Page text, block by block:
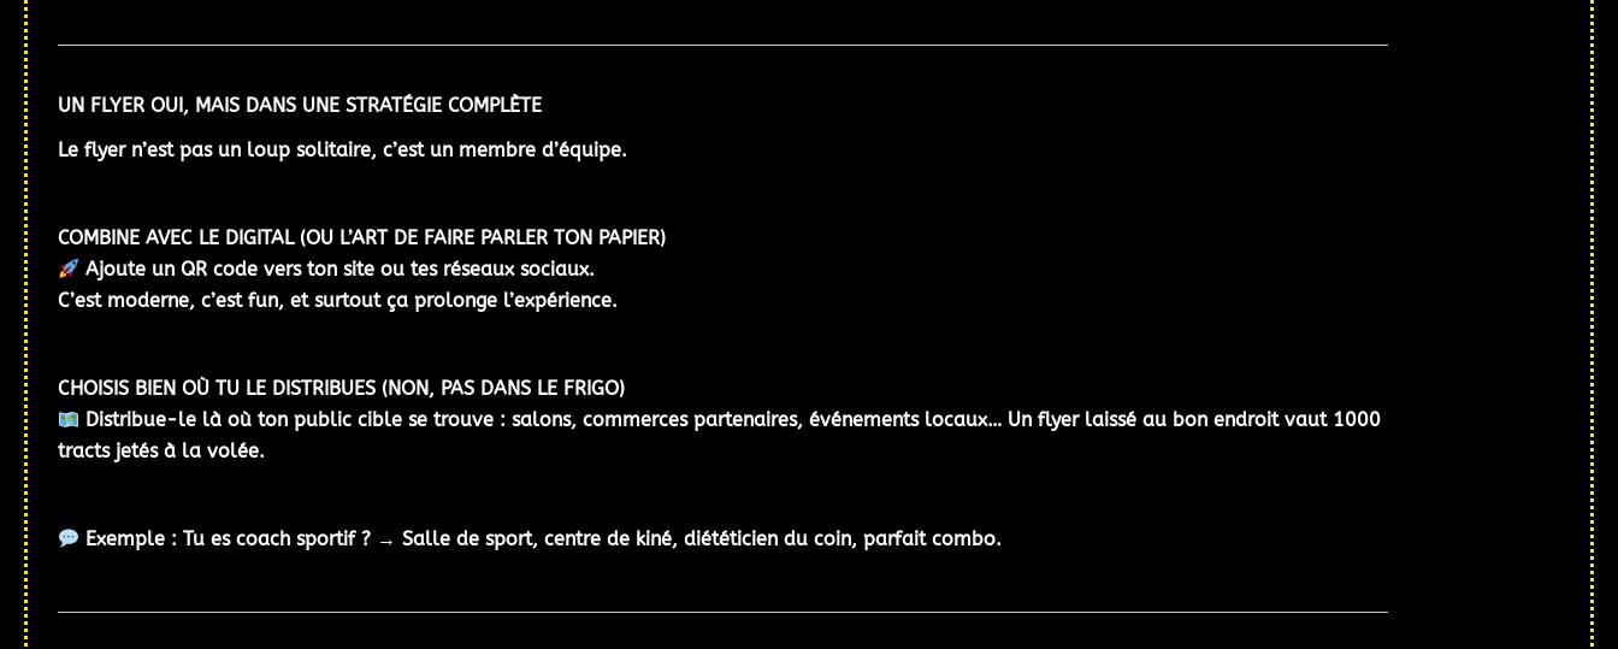
UN FLYER OUI, MAIS DANS UNE STRATÉGIE COMPLÈTE
Le flyer n’est pas un loup solitaire, c’est un membre d’équipe.
COMBINE AVEC LE DIGITAL (OU L’ART DE FAIRE PARLER TON PAPIER)
Ajoute unQR code vers ton site ou tes réseaux sociaux.
C’est moderne, c’est fun, et surtout ça prolonge l’expérience.
CHOISIS BIEN OÙ TU LE DISTRIBUES (NON, PAS DANS LE FRIGO)
Distribue-le là où ton public cible se trouve : salons, commerces partenaires, événements locaux… Un flyer laissé au bon endroit vaut 1000
tracts jetés à la volée.
Exemple : Tu es coach sportif ? → Salle de sport, centre de kiné, diététicien du coin, parfait combo.